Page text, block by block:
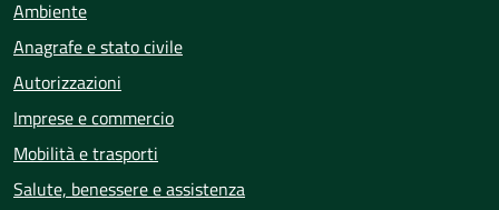
Ambiente
Anagrafe e stato civile
Autorizzazioni
Imprese e commercio
Mobilità e trasporti
Salute, benessere e assistenza